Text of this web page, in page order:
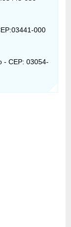
000
- CEP: 03054-